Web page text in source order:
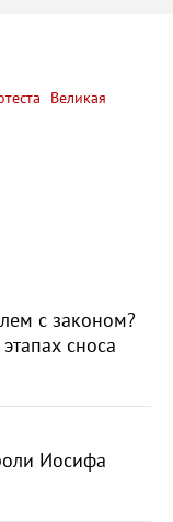
Великая
с законом?
сноса
Иосифа